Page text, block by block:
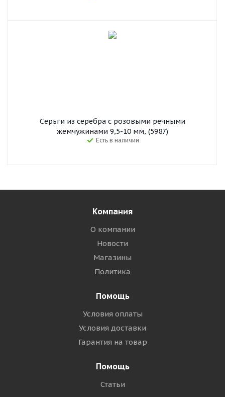
Серьги из серебра с розовыми речными
жемчужинами 9,5-10 мм, (5987)
Есть в наличии
Компания
О компании
Новости
Магазины
Политика
Помощь
Условия оплаты
Условия доставки
Гарантия на товар
Помощь
Статьи